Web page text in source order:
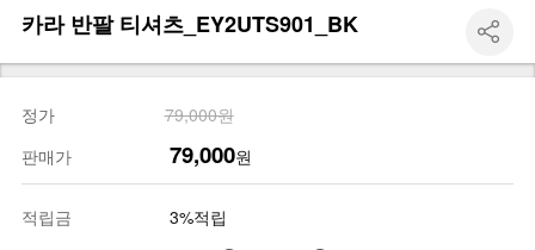
카라 반팔 티셔츠_EY2UTS901_BK
정가
79,000원
판매가
79,000원
적립금
3%적립